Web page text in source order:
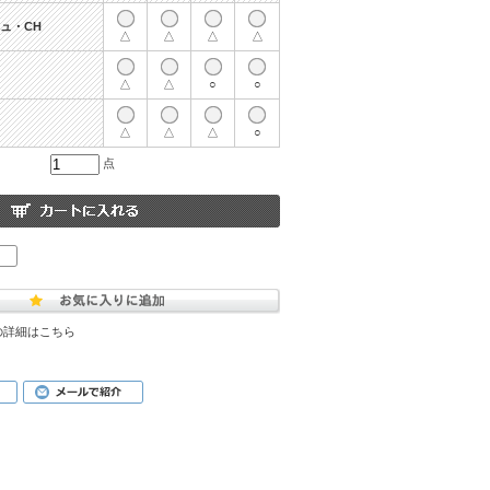
・CH
△ △ △ △
△ △ ○ ○
△ △ △ ○
点
細はこちら